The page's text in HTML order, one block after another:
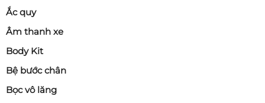
Ắc quy
Âm thanh xe
Body Kit
Bệ bước chân
Bọc vô lăng